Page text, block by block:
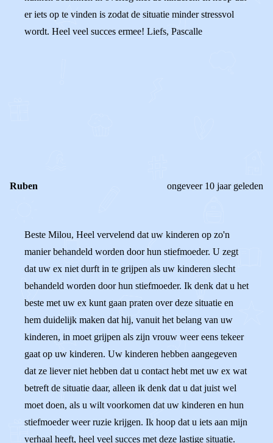
er iets op te vinden is zodat de situatie minder stressvol
wordt. Heel veel succes ermee! Liefs, Pascalle
Ruben ongeveer 10 jaar geleden
Beste Milou, Heel vervelend dat uw kinderen op zo'n
manier behandeld worden door hun stiefmoeder. U zegt
dat uw ex niet durft in te grijpen als uw kinderen slecht
behandeld worden door hun stiefmoeder. Ik denk dat u het
beste met uw ex kunt gaan praten over deze situatie en
hem duidelijk maken dat hij, vanuit het belang van uw
kinderen, in moet grijpen als zijn vrouw weer eens tekeer
gaat op uw kinderen. Uw kinderen hebben aangegeven
dat ze liever niet hebben dat u contact hebt met uw ex wat
betreft de situatie daar, alleen ik denk dat u dat juist wel
moet doen, als u wilt voorkomen dat uw kinderen en hun
stiefmoeder weer ruzie krijgen. Ik hoop dat u iets aan mijn
verhaal heeft, heel veel succes met deze lastige situatie.